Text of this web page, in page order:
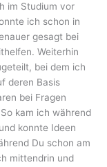
im Studium vor
ich schon in
gesagt bei
Weiterhin
bei dem ich
deren Basis
bei Fragen
kam ich während
konnte Ideen
Du schon am
mittendrin und